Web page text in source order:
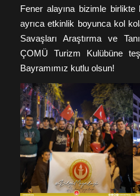
Fener alayına bizimle
ayrıca etkinlik boyunca kol
Savaşları Araştırma ve
ÇOMÜ Turizm Kulübüne
Bayramımız kutlu olsun!